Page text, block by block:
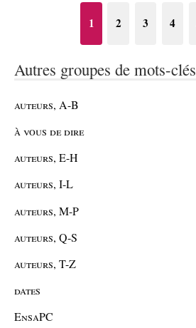
1 2 3 4
Autres groupes de mots-clés
auteurs, A-B
à vous de dire
auteurs, E-H
auteurs, I-L
auteurs, M-P
auteurs, Q-S
auteurs, T-Z
dates
EnsaPC